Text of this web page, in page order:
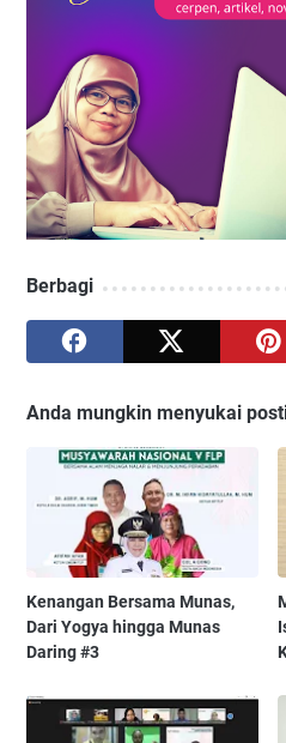
Berbagi
Anda mungkin menyukai
Kenangan Bersama Munas,
Dari Yogya hingga Munas
Daring #3